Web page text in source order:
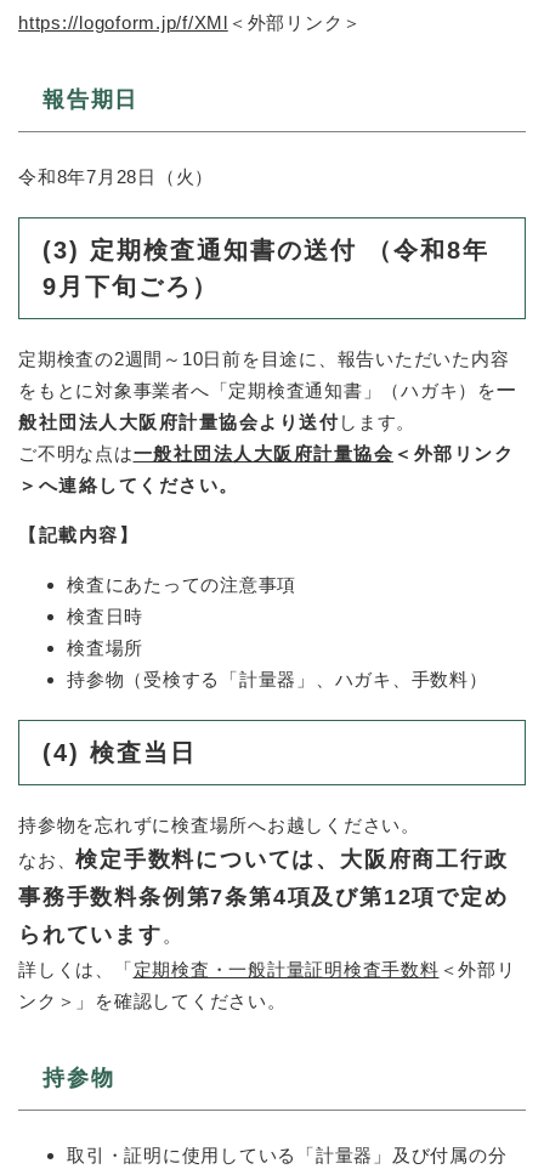
https://logoform.jp/f/XMl ＜外部リンク＞
報告期日
令和8年7月28日（火）
(3) 定期検査通知書の送付 （令和8年
9月下旬ごろ）
定期検査の2週間～10日前を目途に、報告いただいた内容
をもとに対象事業者へ「定期検査通知書」（ハガキ）を​一
般社団法人大阪府計量協会より送付します。
ご不明な点は一般社団法人大阪府計量協会 ＜外部リンク
＞ へ連絡してください。
【記載内容】
検査にあたっての注意事項
検査日時
検査場所
持参物（受検する「計量器」、ハガキ、手数料）
(4) 検査当日
持参物を忘れずに検査場所へお越しください。
​なお、検定手数料については、大阪府商工行政
事務手数料条例第7条第4項及び第12項で定め
られています 。
詳しくは、「定期検査・一般計量証明検査手数料 ＜外部リ
ンク＞ 」を確認してください。
持参物
取引・証明に使用している「計量器」及び付属の分